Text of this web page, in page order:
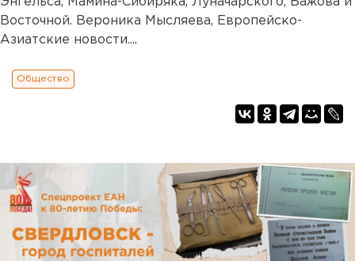
Восточной. Вероника Мысляева, Европейско-
Азиатские новости....
Общество